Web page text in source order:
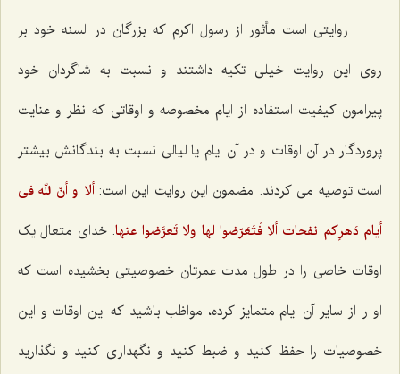
روایتی است مأثور از رسول اکرم که بزرگان در السنه خود بر
روی این روایت خیلی تکیه داشتند و نسبت به شاگردان خود
پیرامون کیفیت استفاده از ایام مخصوصه و اوقاتی که نظر و عنایت
پروردگار در آن اوقات و در آن ایام یا لیالی نسبت به بندگانش بیشتر
است توصیه می کردند. مضمون این روایت این است:ألا و أنّ لله فی
أیام دَهرِکم نفحات ألا فَتَعَرّضوا لها ولا تَعرَّضوا عنها. خدای متعال یک
اوقات خاصی را در طول مدت عمرتان خصوصیتی بخشیده است که
او را از سایر آن ایام متمایز کرده، مواظب باشید که این اوقات و این
خصوصیات را حفظ کنید و ضبط کنید و نگهداری کنید و نگذارید